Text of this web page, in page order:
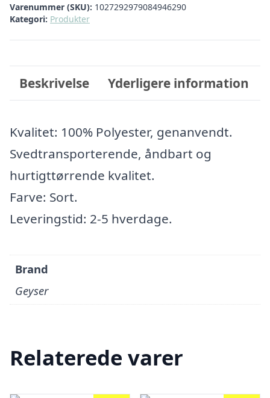
Varenummer (SKU): 1027292979084946290
Kategori: Produkter
Beskrivelse Yderligere information
Kvalitet: 100% Polyester, genanvendt.
Svedtransporterende, åndbart og
hurtigttørrende kvalitet.
Farve: Sort.
Leveringstid: 2-5 hverdage.
Brand
Geyser
Relaterede varer